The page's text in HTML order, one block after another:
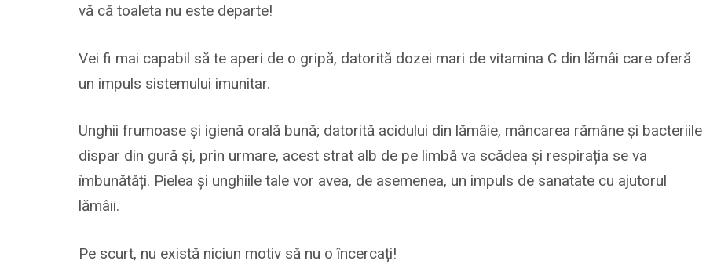
vă că toaleta nu este departe!
Vei fi mai capabil să te aperi de o gripă, datorită dozei mari de vitamina C din lămâi care oferă
un impuls sistemului imunitar.
Unghii frumoase și igienă orală bună; datorită acidului din lămâie, mâncarea rămâne și bacteriile
dispar din gură și, prin urmare, acest strat alb de pe limbă va scădea și respirația se va
îmbunătăți. Pielea și unghiile tale vor avea, de asemenea, un impuls de sanatate cu ajutorul
lămâii.
Pe scurt, nu există niciun motiv să nu o încercați!